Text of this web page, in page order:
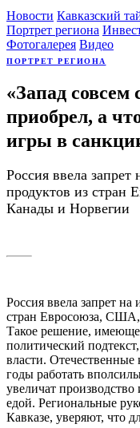
Новости Кавказский
Портрет региона
Фотогалерея Видео
ПОРТРЕТ РЕГИОНА
«Запад совсем
приобрел, а
игры в
Россия ввела
продуктов из
Канады и Норвегии
Россия ввела запрет
стран Евросоюза,
Такое решение,
политический
власти.
годы работать
увеличат производство
едой. Региональные
Кавказе, уверяют, что